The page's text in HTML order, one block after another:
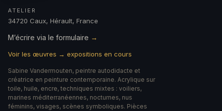
ATELIER
34720 Caux, Hérault, France
M’écrire via le formulaire →
Voir les œuvres → expositions en cours
Sabine Vandermouten, peintre autodidacte et
créatrice en peinture contemporaine. Acrylique sur
toile, huile, encre, techniques mixtes : voiliers,
marines méditerranéennes, nocturnes, nus
féminins, visages, scènes symboliques. Pièces